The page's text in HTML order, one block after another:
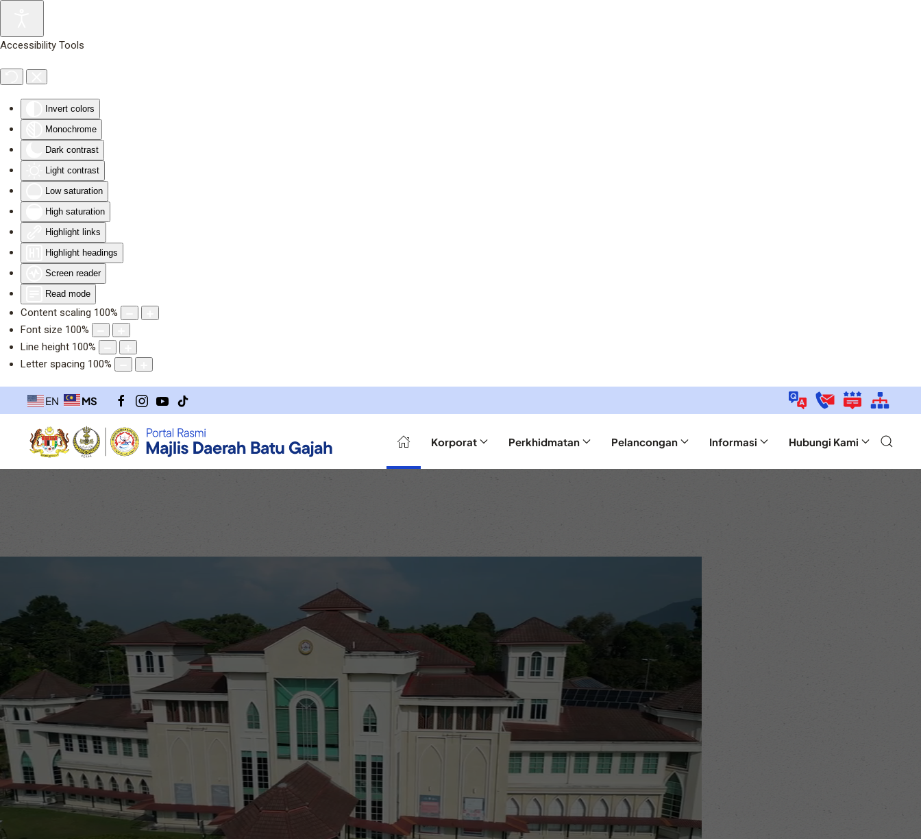
Accessibility Tools
Invert colors
Monochrome
Dark contrast
Light contrast
Low saturation
High saturation
Highlight links
Highlight headings
Screen reader
Read mode
Content scaling 100%
Font size 100%
Line height 100%
Letter spacing 100%
EN MS
Korporat Perkhidmatan Pelancongan Informasi Hubungi Kami